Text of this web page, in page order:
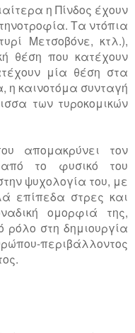
η Πίνδος έχουν
Τα ντόπια
Μετσοβόνε, κτλ.),
θέση που κατέχουν
μία θέση στα
η καινοτόμα συνταγή
των τυροκομικών
απομακρύνει τον
το φυσικό του
ψυχολογία του, με
επίπεδα στρες και
ομορφιά της,
ρόλο στη δημιουργία
περιβάλλοντος